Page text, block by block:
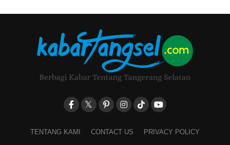
TENTANG KAMI CONTACT US PRIVACY POLICY